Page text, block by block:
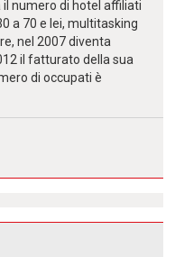
il numero di hotel affiliati
a 70 e lei, multitasking
nel 2007 diventa
il fatturato della sua
di occupati è